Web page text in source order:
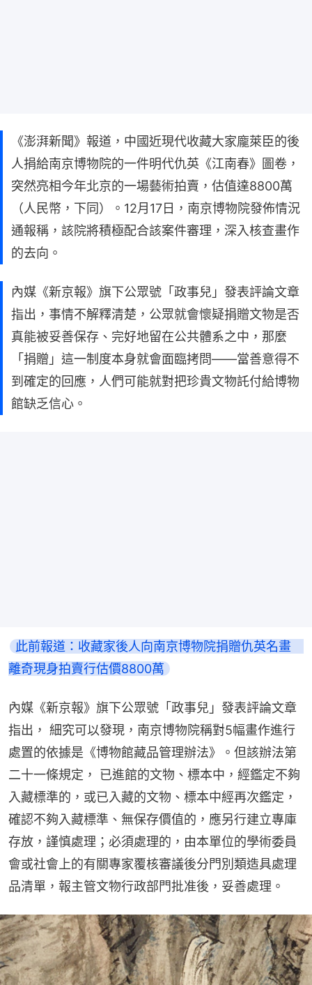
《澎湃新聞》報道，中國近現代收藏大家龐萊臣的後
人捐給南京博物院的一件明代仇英《江南春》圖卷，
突然亮相今年北京的一場藝術拍賣，估值達8800萬
（人民幣，下同）。12月17日，南京博物院發佈情況
通報稱，該院將積極配合該案件審理，深入核查畫作
的去向。
內媒《新京報》旗下公眾號「政事兒」發表評論文章
指出，事情不解釋清楚，公眾就會懷疑捐贈文物是否
真能被妥善保存、完好地留在公共體系之中，那麼
「捐贈」這一制度本身就會面臨拷問——當善意得不
到確定的回應，人們可能就對把珍貴文物託付給博物
館缺乏信心。
此前報道：收藏家後人向南京博物院捐贈仇英名畫
離奇現身拍賣行估價8800萬
內媒《新京報》旗下公眾號「政事兒」發表評論文章
指出， 細究可以發現，南京博物院稱對5幅畫作進行
處置的依據是《博物館藏品管理辦法》。但該辦法第
二十一條規定， 已進館的文物、標本中，經鑑定不夠
入藏標準的，或已入藏的文物、標本中經再次鑑定，
確認不夠入藏標準、無保存價值的，應另行建立專庫
存放，謹慎處理；必須處理的，由本單位的學術委員
會或社會上的有關專家覆核審議後分門別類造具處理
品清單，報主管文物行政部門批准後，妥善處理。